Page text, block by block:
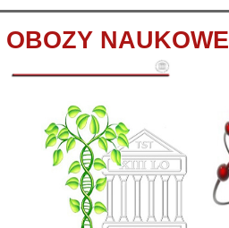
OBOZY NAUKOWE